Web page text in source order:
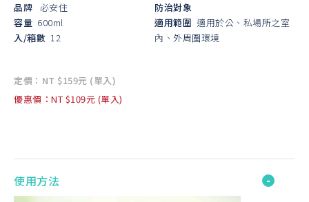
品牌 必安住
容量 600ml
入/箱數 12
防治對象
適用範圍 適用於公、私場所之室
內、外周圍環境
定價：NT $159元 (單入)
優惠價：NT $109元 (單入)
使用方法